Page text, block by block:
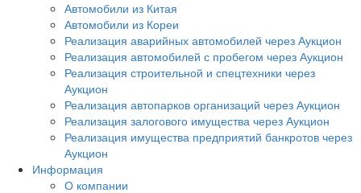
Автомобили из Китая
Автомобили из Кореи
Реализация аварийных автомобилей через Аукцион
Реализация автомобилей с пробегом через Аукцион
Реализация строительной и спецтехники через
Аукцион
Реализация автопарков организаций через Аукцион
Реализация залогового имущества через Аукцион
Реализация имущества предприятий банкротов через
Аукцион
Информация
О компании